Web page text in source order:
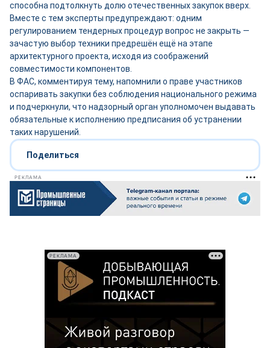
способна подтолкнуть долю отечественных закупок вверх.
Вместе с тем эксперты предупреждают: одним
регулированием тендерных процедур вопрос не закрыть —
зачастую выбор техники предрешён ещё на этапе
архитектурного проекта, исходя из соображений
совместимости компонентов.
В ФАС, комментируя тему, напомнили о праве участников
оспаривать закупки без соблюдения национального режима
и подчеркнули, что надзорный орган уполномочен выдавать
обязательные к исполнению предписания об устранении
таких нарушений.
Поделиться
РЕКЛАМА
РЕКЛАМА